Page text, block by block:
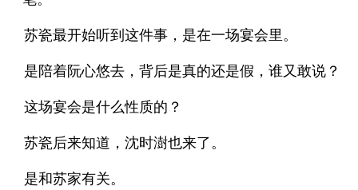
苏瓷最开始听到这件事，是在一场宴会里。
是陪着阮心悠去，背后是真的还是假，谁又敢说？
这场宴会是什么性质的？
苏瓷后来知道，沈时澍也来了。
是和苏家有关。